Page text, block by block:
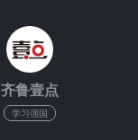
齐鲁壹点
学习强国